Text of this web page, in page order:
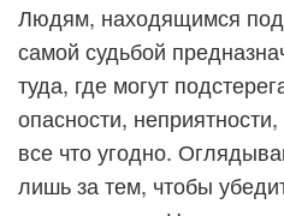
Людям, находящимся
самой судьбой
туда, где могут
опасности,
все что угодно.
лишь за тем, чтобы